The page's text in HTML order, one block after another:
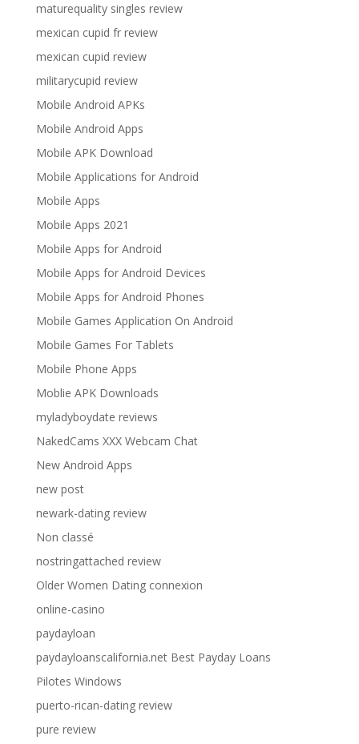
maturequality singles review
mexican cupid fr review
mexican cupid review
militarycupid review
Mobile Android APKs
Mobile Android Apps
Mobile APK Download
Mobile Applications for Android
Mobile Apps
Mobile Apps 2021
Mobile Apps for Android
Mobile Apps for Android Devices
Mobile Apps for Android Phones
Mobile Games Application On Android
Mobile Games For Tablets
Mobile Phone Apps
Moblie APK Downloads
myladyboydate reviews
NakedCams XXX Webcam Chat
New Android Apps
new post
newark-dating review
Non classé
nostringattached review
Older Women Dating connexion
online-casino
paydayloan
paydayloanscalifornia.net Best Payday Loans
Pilotes Windows
puerto-rican-dating review
pure review